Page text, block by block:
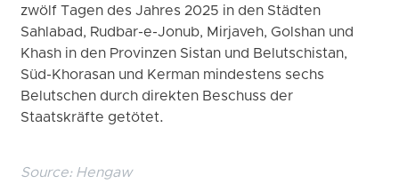
zwölf Tagen des Jahres 2025 in den Städten
Sahlabad, Rudbar-e-Jonub, Mirjaveh, Golshan und
Khash in den Provinzen Sistan und Belutschistan,
Süd-Khorasan und Kerman mindestens sechs
Belutschen durch direkten Beschuss der
Staatskräfte getötet.
Source: Hengaw